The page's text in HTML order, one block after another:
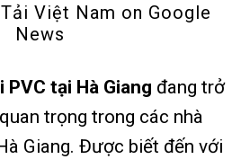
Việt Nam on Google
News
tại Hà Giang đang trở
trọng trong các nhà
Giang. Được biết đến với